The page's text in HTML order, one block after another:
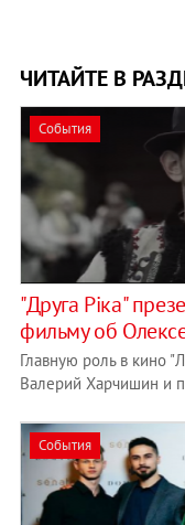
ЧИТАЙТЕ В
События
"Друга Ріка"
фильму об
Главную роль в кино
Валерий Харчишин и
События